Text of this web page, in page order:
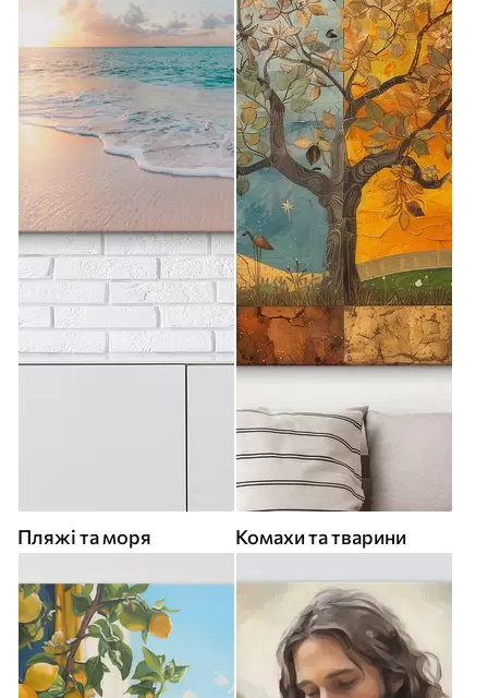
Пляжі та моря Комахи та тварини